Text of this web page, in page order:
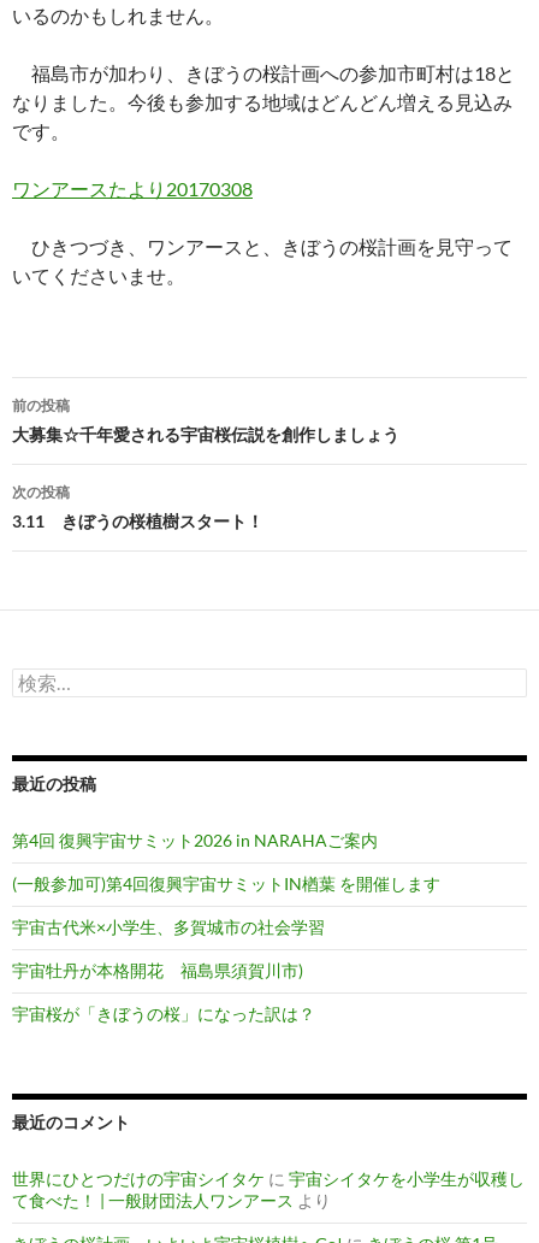
いるのかもしれません。
福島市が加わり、きぼうの桜計画への参加市町村は18と
なりました。今後も参加する地域はどんどん増える見込み
です。
ワンアースたより20170308
ひきつづき、ワンアースと、きぼうの桜計画を見守って
いてくださいませ。
投
稿
ナ
ビ
ゲ
ー
ョ
前の投稿
大募集☆千年愛される宇宙桜伝説を創作しましょう
次の投稿
3.11 きぼうの桜植樹スタート！
検
索:
最近の投稿
第4回 復興宇宙サミット2026 in NARAHAご案内
(一般参加可)第4回復興宇宙サミットIN楢葉 を開催します
宇宙古代米×小学生、多賀城市の社会学習
宇宙牡丹が本格開花 福島県須賀川市)
宇宙桜が「きぼうの桜」になった訳は？
最近のコメント
世界にひとつだけの宇宙シイタケ に 宇宙シイタケを小学生が収穫し
て食べた！ | 一般財団法人ワンアース より